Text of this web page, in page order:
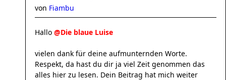
von Fiambu
Hallo @Die blaue Luise
vielen dank für deine aufmunternden Worte.
Respekt, da hast du dir ja viel Zeit genommen das
alles hier zu lesen. Dein Beitrag hat mich weiter